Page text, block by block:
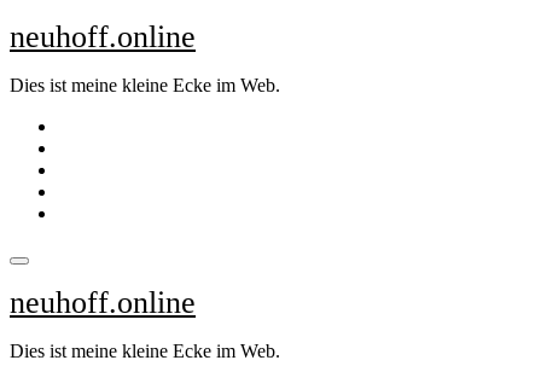
Zum
Inhalt
neuhoff.online
Dies ist meine kleine Ecke im Web.
neuhoff.online
Dies ist meine kleine Ecke im Web.